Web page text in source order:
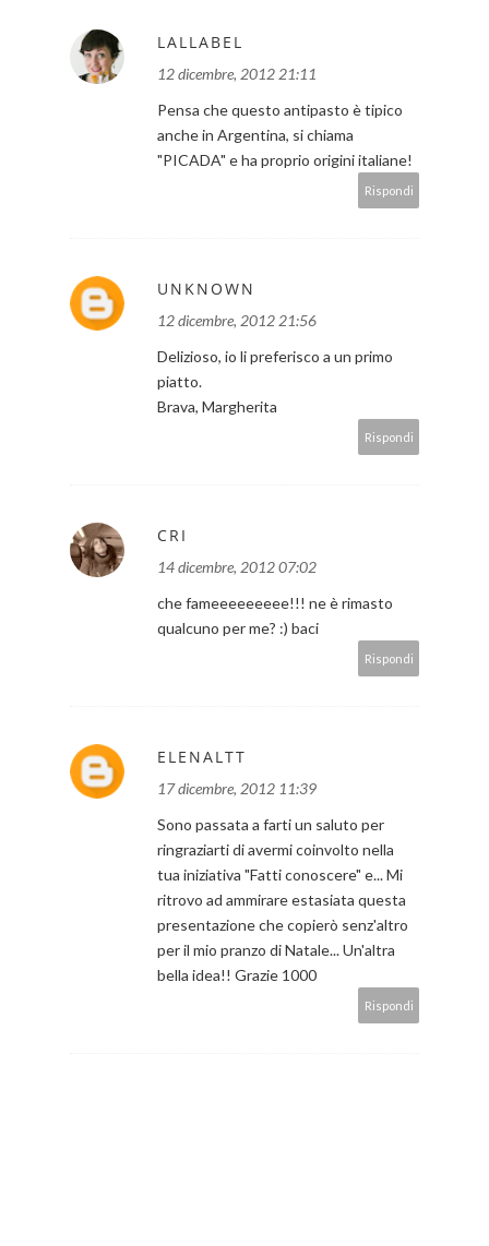
LALLABEL
12 dicembre, 2012 21:11
Pensa che questo antipasto è tipico
anche in Argentina, si chiama
"PICADA" e ha proprio origini italiane!
Rispondi
UNKNOWN
12 dicembre, 2012 21:56
Delizioso, io li preferisco a un primo
piatto.
Brava, Margherita
Rispondi
CRI
14 dicembre, 2012 07:02
che fameeeeeeeee!!! ne è rimasto
qualcuno per me? :) baci
Rispondi
ELENALTT
17 dicembre, 2012 11:39
Sono passata a farti un saluto per
ringraziarti di avermi coinvolto nella
tua iniziativa "Fatti conoscere" e... Mi
ritrovo ad ammirare estasiata questa
presentazione che copierò senz'altro
per il mio pranzo di Natale... Un'altra
bella idea!! Grazie 1000
Rispondi